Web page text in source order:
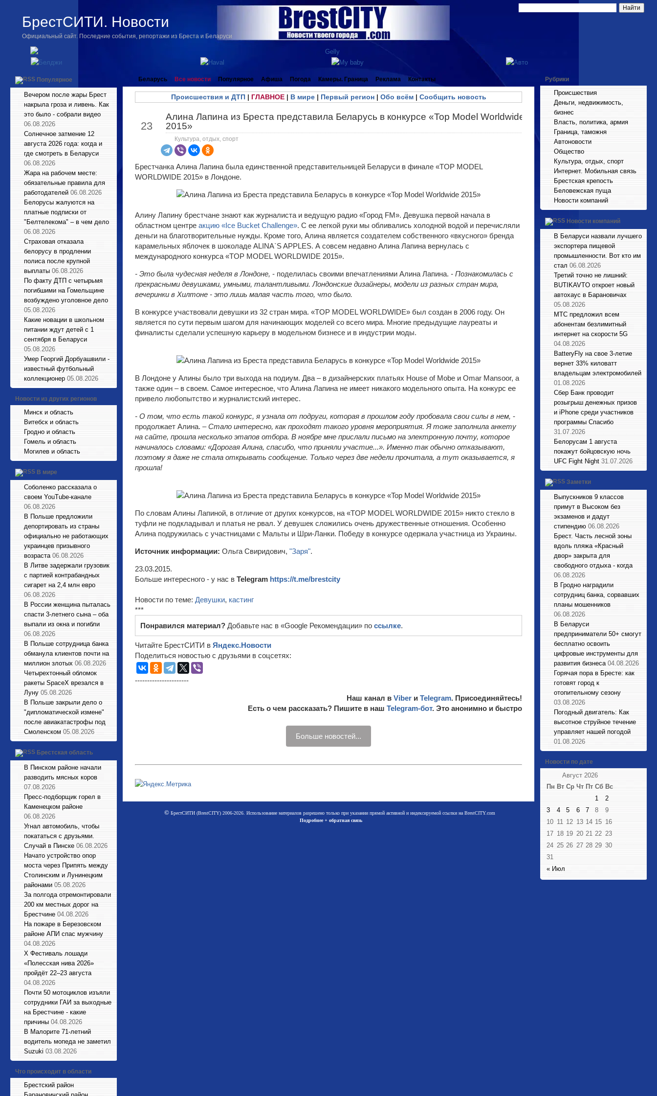
БрестСИТИ. Новости
Официальный сайт. Последние события, репортажи из Бреста и Беларуси
Популярное
Вечером после жары Брест
накрыла гроза и ливень. Как
это было - собрали видео
06.08.2026
Солнечное затмение 12
августа 2026 года: когда и
где смотреть в Беларуси
06.08.2026
Жара на рабочем месте:
обязательные правила для
работодателей 06.08.2026
Белорусы жалуются на
платные подписки от
"Белтелекома" – в чем дело
06.08.2026
Страховая отказала
белорусу в продлении
полиса после крупной
выплаты 06.08.2026
По факту ДТП с четырьмя
погибшими на Гомельщине
возбуждено уголовное дело
05.08.2026
Какие новации в школьном
питании ждут детей с 1
сентября в Беларуси
05.08.2026
Умер Георгий Дорбуашвили -
известный футбольный
коллекционер 05.08.2026
Новости из других регионов
Минск и область
Витебск и область
Гродно и область
Гомель и область
Могилев и область
В мире
Соболенко рассказала о
своем YouTube-канале
06.08.2026
В Польше предложили
депортировать из страны
официально не работающих
украинцев призывного
возраста 06.08.2026
В Литве задержали грузовик
с партией контрабандных
сигарет на 2,4 млн евро
06.08.2026
В России женщина пыталась
спасти 3-летнего сына – оба
выпали из окна и погибли
06.08.2026
В Польше сотрудница банка
обманула клиентов почти на
миллион злотых 06.08.2026
Четырехтонный обломок
ракеты SpaceX врезался в
Луну 05.08.2026
В Польше закрыли дело о
"дипломатической измене"
после авиакатастрофы под
Смоленском 05.08.2026
Брестская область
В Пинском районе начали
разводить мясных коров
07.08.2026
Пресс-подборщик горел в
Каменецком районе
06.08.2026
Угнал автомобиль, чтобы
покататься с друзьями.
Случай в Пинске 06.08.2026
Начато устройство опор
моста через Припять между
Столинским и Лунинецким
районами 05.08.2026
За полгода отремонтировали
200 км местных дорог на
Брестчине 04.08.2026
На пожаре в Березовском
районе АПИ спас мужчину
04.08.2026
X Фестиваль лошади
«Полесская нива 2026»
пройдёт 22–23 августа
04.08.2026
Почти 50 мотоциклов изъяли
сотрудники ГАИ за выходные
на Брестчине - какие
причины 04.08.2026
В Малорите 71-летний
водитель мопеда не заметил
Suzuki 03.08.2026
Что происходит в области
Брестский район
Беларусь Все новости Популярное Афиша Погода Камеры. Граница Реклама Контакты
Происшествия и ДТП| ГЛАВНОЕ| В мире| Первый регион| Обо всём| Сообщить новость
23
Алина Лапина из Бреста представила Беларусь в конкурсе «Top Model Worldwide
2015»
Культура, отдых, спорт
Брестчанка Алина Лапина была единственной представительницей Беларуси в финале «TOP MODEL
WORLDWIDE 2015» в Лондоне.
Алину Лапину брестчане знают как журналиста и ведущую радио «Город FM». Девушка первой начала в
областном центре акцию «Ice Bucket Challenge». С ее легкой руки мы обливались холодной водой и перечисляли
деньги на благотворительные нужды. Кроме того, Алина является создателем собственного «вкусного» бренда
карамельных яблочек в шоколаде ALINA`S APPLES. А совсем недавно Алина Лапина вернулась с
международного конкурса «TOP MODEL WORLDWIDE 2015».
- Это была чудесная неделя в Лондоне, - поделилась своими впечатлениями Алина Лапина. - Познакомилась с
прекрасными девушками, умными, талантливыми. Лондонские дизайнеры, модели из разных стран мира,
вечеринки в Хилтоне - это лишь малая часть того, что было.
В конкурсе участвовали девушки из 32 стран мира. «TOP MODEL WORLDWIDE» был создан в 2006 году. Он
является по сути первым шагом для начинающих моделей со всего мира. Многие предыдущие лауреаты и
финалисты сделали успешную карьеру в модельном бизнесе и в индустрии моды.
В Лондоне у Алины было три выхода на подиум. Два – в дизайнерских платьях House of Mobe и Omar Mansoor, а
также один – в своем. Самое интересное, что Алина Лапина не имеет никакого модельного опыта. На конкурс ее
привело любопытство и журналистский интерес.
- О том, что есть такой конкурс, я узнала от подруги, которая в прошлом году пробовала свои силы в нем, -
продолжает Алина. – Стало интересно, как проходят такого уровня мероприятия. Я тоже заполнила анкету
на сайте, прошла несколько этапов отбора. В ноябре мне прислали письмо на электронную почту, которое
начиналось словами: «Дорогая Алина, спасибо, что приняли участие...». Именно так обычно отказывают,
поэтому я даже не стала открывать сообщение. Только через две недели прочитала, а тут оказывается, я
прошла!
По словам Алины Лапиной, в отличие от других конкурсов, на «TOP MODEL WORLDWIDE 2015» никто стекло в
туфли не подкладывал и платья не рвал. У девушек сложились очень дружественные отношения. Особенно
Алина подружилась с участницами с Мальты и Шри-Ланки. Победу в конкурсе одержала участница из Украины.
Источник информации: Ольга Свиридович, "Заря".
23.03.2015.
Больше интересного - у нас в Telegram https://t.me/brestcity
Новости по теме: Девушки, кастинг
***
Понравился материал? Добавьте нас в «Google Рекомендации» по ссылке.
Читайте БрестСИТИ в Яндекс.Новости
Поделиться новостью с друзьями в соцсетях:
----------------------
Наш канал в Viber и Telegram. Присоединяйтесь!
Есть о чем рассказать? Пишите в наш Telegram-бот. Это анонимно и быстро
Больше новостей...
©БрестСИТИ (BrestCITY) 2006-2026. Использование материалов разрешено только при указании прямой активной и индексируемой ссылки на BrestCITY.com
Подробнее + обратная связь
Рубрики
Происшествия
Деньги, недвижимость,
бизнес
Власть, политика, армия
Граница, таможня
Автоновости
Общество
Культура, отдых, спорт
Интернет. Мобильная связь
Брестская крепость
Беловежская пуща
Новости компаний
Новости компаний
В Беларуси назвали лучшего
экспортера пищевой
промышленности. Вот кто им
стал 06.08.2026
Третий точно не лишний:
BUTIKAVTO откроет новый
автохаус в Барановичах
05.08.2026
МТС предложил всем
абонентам безлимитный
интернет на скорости 5G
04.08.2026
BatteryFly на свое 3-летие
вернет 33% киловатт
владельцам электромобилей
01.08.2026
Сбер Банк проводит
розыгрыш денежных призов
и iPhone среди участников
программы Спасибо
31.07.2026
Белорусам 1 августа
покажут бойцовскую ночь
UFC Fight Night 31.07.2026
Заметки
Выпускников 9 классов
примут в Высоком без
экзаменов и дадут
стипендию 06.08.2026
Брест. Часть лесной зоны
вдоль пляжа «Красный
двор» закрыта для
свободного отдыха - когда
06.08.2026
В Гродно наградили
сотрудниц банка, сорвавших
планы мошенников
06.08.2026
В Беларуси
предприниматели 50+ смогут
бесплатно освоить
цифровые инструменты для
развития бизнеса 04.08.2026
Горячая пора в Бресте: как
готовят город к
отопительному сезону
03.08.2026
Погодный двигатель: Как
высотное струйное течение
управляет нашей погодой
01.08.2026
Новости по дате
Август 2026
Пн Вт Ср Чт Пт Сб Вс
« Июл
1
2
3
4 5 6 7 8
9
10 11 12 13 14 15 16
17 18 19 20 21 22 23
24 25 26 27 28 29 30
31